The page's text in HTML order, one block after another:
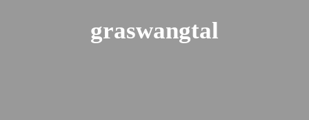
graswangtal